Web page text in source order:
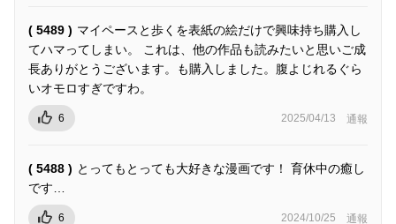
( 5489 ) マイペースと歩くを表紙の絵だけで興味持ち購入し
てハマってしまい。 これは、他の作品も読みたいと思いご成
長ありがとうございます。も購入しました。腹よじれるぐら
いオモロすぎですわ。
6 2025/04/13 通報
( 5488 ) とってもとっても大好きな漫画です！ 育休中の癒し
です…
6 2024/10/25 通報